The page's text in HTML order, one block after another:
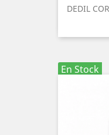
DEDIL
En Stock